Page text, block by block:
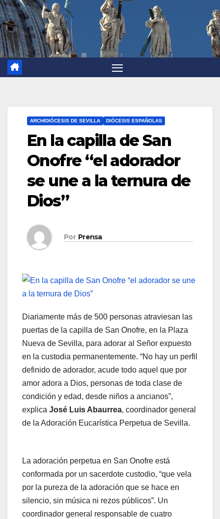
ARCHIDIÓCESIS DE SEVILLA DIÓCESIS ESPAÑOLAS
En la capilla de San
Onofre “el adorador
se une a la ternura de
Dios”
Por Prensa
Diariamente más de 500 personas atraviesan las
puertas de la capilla de San Onofre, en la Plaza
Nueva de Sevilla, para adorar al Señor expuesto
en la custodia permanentemente. “No hay un perfil
definido de adorador, acude todo aquel que por
amor adora a Dios, personas de toda clase de
condición y edad, desde niños a ancianos”,
explica José Luis Abaurrea, coordinador general
de la Adoración Eucarística Perpetua de Sevilla.
La adoración perpetua en San Onofre está
conformada por un sacerdote custodio, “que vela
por la pureza de la adoración que se hace en
silencio, sin música ni rezos públicos”. Un
coordinador general responsable de cuatro